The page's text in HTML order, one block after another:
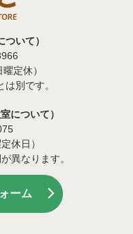
いて）
定休）
別です。
について）
休日）
異なります。
ーム